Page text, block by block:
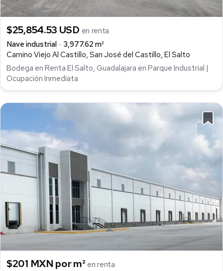
$25,854.53 USD en renta
Nave industrial
3,977.62 m²
Camino Viejo Al Castillo, San José del Castillo, El Salto
Bodega en Renta El Salto, Guadalajara en Parque Industrial |
Ocupación Inmediata
$201 MXN por m² en renta